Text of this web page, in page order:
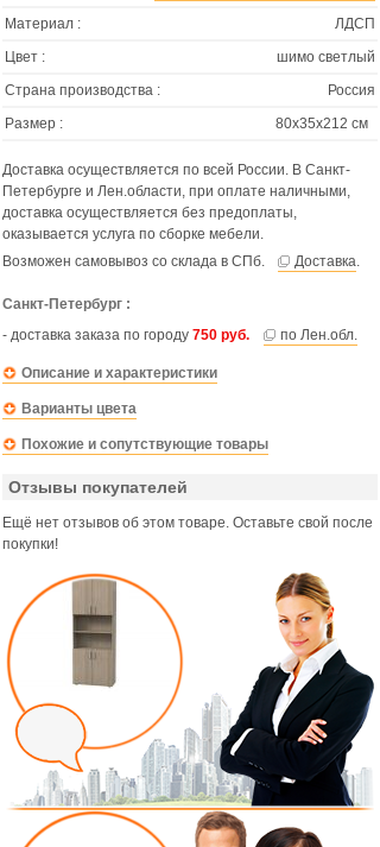
Материал :
ЛДСП
Цвет :
шимо светлый
Страна производства :
Россия
Размер :
80х35х212 см
Доставка осуществляется по всей России. В Санкт-
Петербурге и Лен.области, при оплате наличными,
доставка осуществляется без предоплаты,
оказывается услуга по сборке мебели.
Возможен самовывоз со склада в СПб.
Доставка.
Санкт-Петербург :
- доставка заказа по городу 750 руб. по Лен.обл.
Описание и характеристики
Варианты цвета
Похожие и сопутствующие товары
Отзывы покупателей
Ещё нет отзывов об этом товаре. Оставьте свой после
покупки!